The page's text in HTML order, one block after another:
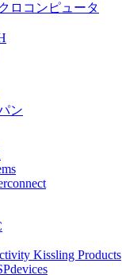
ロコンピュータ
ン
Kissling Products